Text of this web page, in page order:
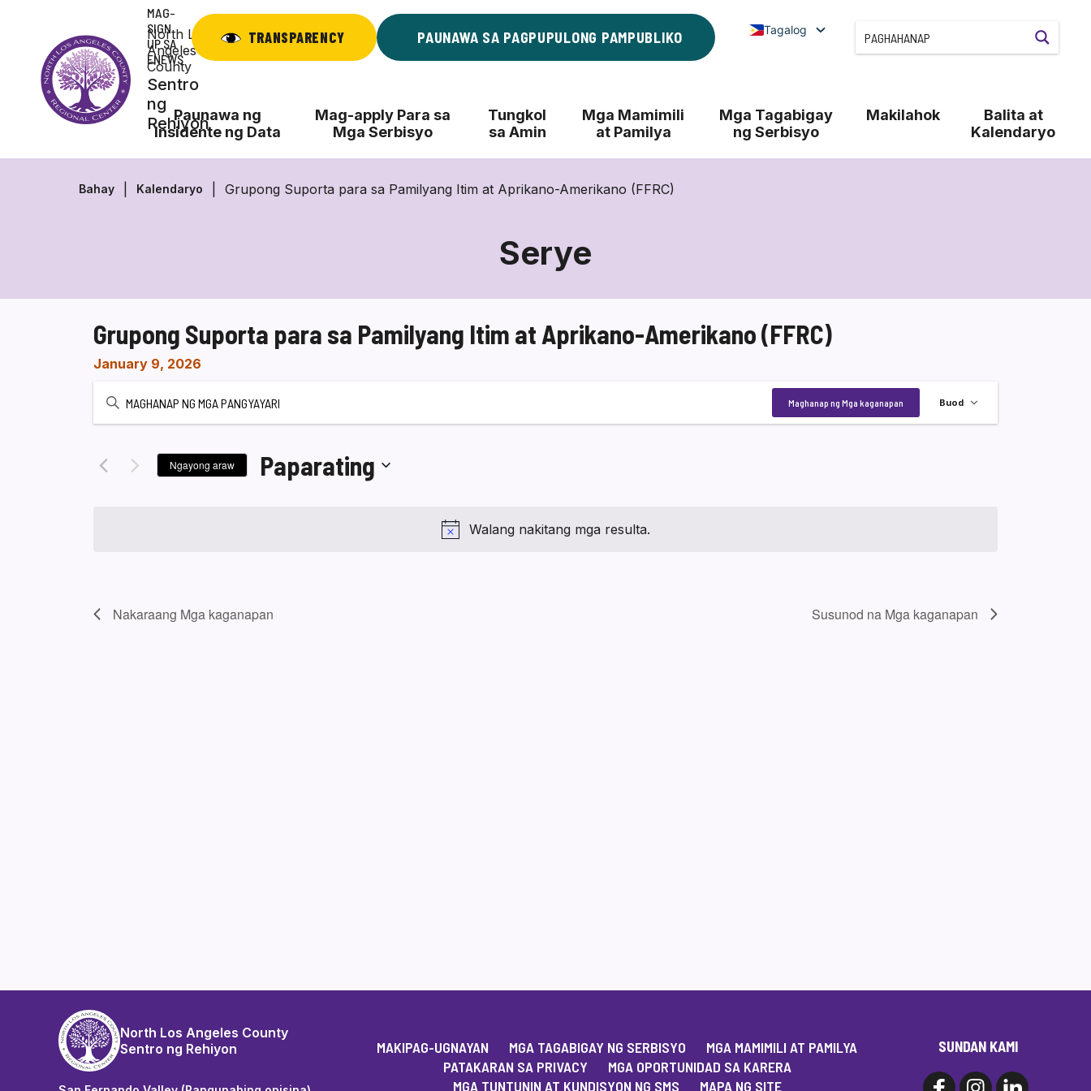
nilalaman
North Los
Angeles
County
Sentro
ng
Rehiyon
MAG-
SIGN
UP SA
ENEWS
TRANSPARENCY PAUNAWA SA PAGPUPULONG PAMPUBLIKO Tagalog
Paunawa ng
Insidente ng Data
Mag-apply Para sa
Mga Serbisyo
Tungkol
sa Amin
Mga Mamimili
at Pamilya
Mga Tagabigay
ng Serbisyo
Makilahok
Balita at
Kalendaryo
Bahay Kalendaryo Grupong Suporta para sa Pamilyang Itim at Aprikano-Amerikano (FFRC)
Serye
Grupong Suporta para sa Pamilyang Itim at Aprikano-Amerikano (FFRC)
January 9, 2026
Walang nakitang mga resulta.
Ipasok
Maghanap
ng
Maghanap ng Mga kaganapan Buod
Ngayong araw Paparating
Nakaraang Mga kaganapan Susunod na Mga kaganapan
North Los Angeles County
Sentro ng Rehiyon
MAKIPAG-UGNAYAN MGA TAGABIGAY NG SERBISYO
MGA MAMIMILI AT PAMILYA
PATAKARAN SA PRIVACY
MGA OPORTUNIDAD SA KARERA
MGA TUNTUNIN AT KUNDISYON NG SMS
MAPA NG SITE
SUNDAN KAMI